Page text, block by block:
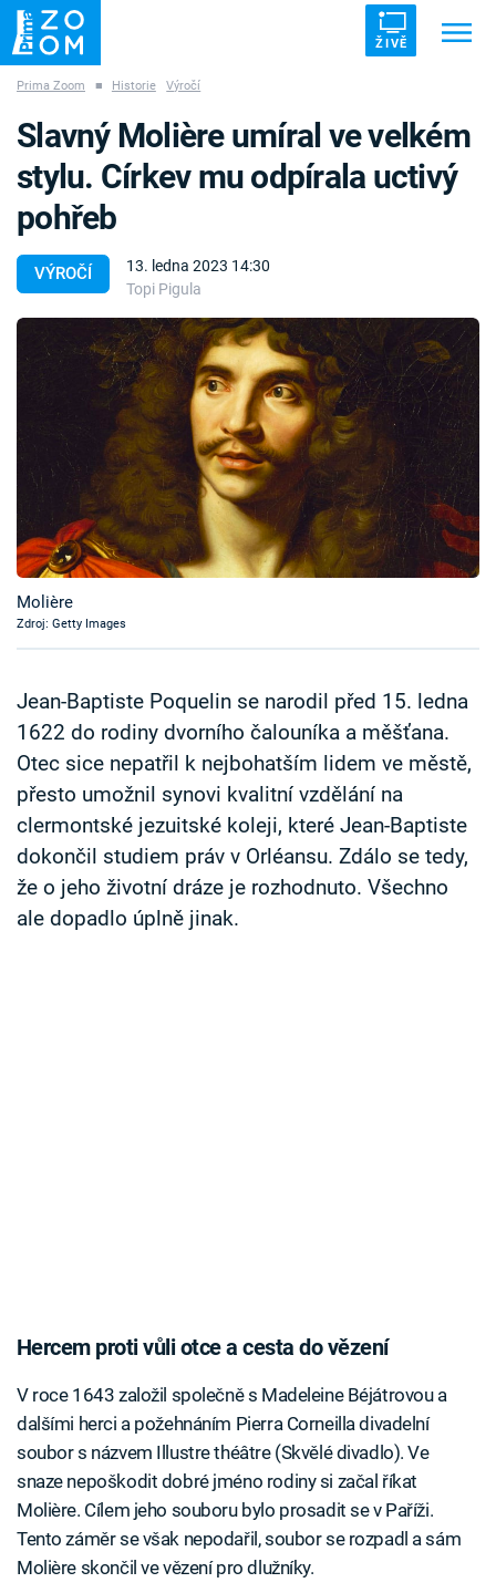
ŽIVĚ
ZÁHADY VETŘELCI DÁVNOVĚKU
Témata
Témata
Pořady
TV Program
Časopis
Sledujte prima+
Sledujte nás
Prima Zoom ■ Historie Výročí
VÝROČÍ
13. ledna 2023 14:30
Topi Pigula
Slavný Molière umíral ve velkém
stylu. Církev mu odpírala uctivý
pohřeb
Molière
Zdroj: Getty Images
Jean-Baptiste Poquelin se narodil před 15. ledna
1622 do rodiny dvorního čalouníka a měšťana.
Otec sice nepatřil k nejbohatším lidem ve městě,
přesto umožnil synovi kvalitní vzdělání na
clermontské jezuitské koleji, které Jean-Baptiste
dokončil studiem práv v Orléansu. Zdálo se tedy,
že o jeho životní dráze je rozhodnuto. Všechno
ale dopadlo úplně jinak.
Hercem proti vůli otce a cesta do vězení
V roce 1643 založil společně s Madeleine Béjátrovou a
dalšími herci a požehnáním Pierra Corneilla divadelní
soubor s názvem Illustre théâtre (Skvělé divadlo). Ve
snaze nepoškodit dobré jméno rodiny si začal říkat
Molière. Cílem jeho souboru bylo prosadit se v Paříži.
Tento záměr se však nepodařil, soubor se rozpadl a sám
Molière skončil ve vězení pro dlužníky.